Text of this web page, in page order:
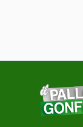
contenuto